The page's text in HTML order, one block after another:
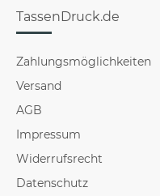
TassenDruck.de
Zahlungsmöglichkeiten
Versand
AGB
Impressum
Widerrufsrecht
Datenschutz